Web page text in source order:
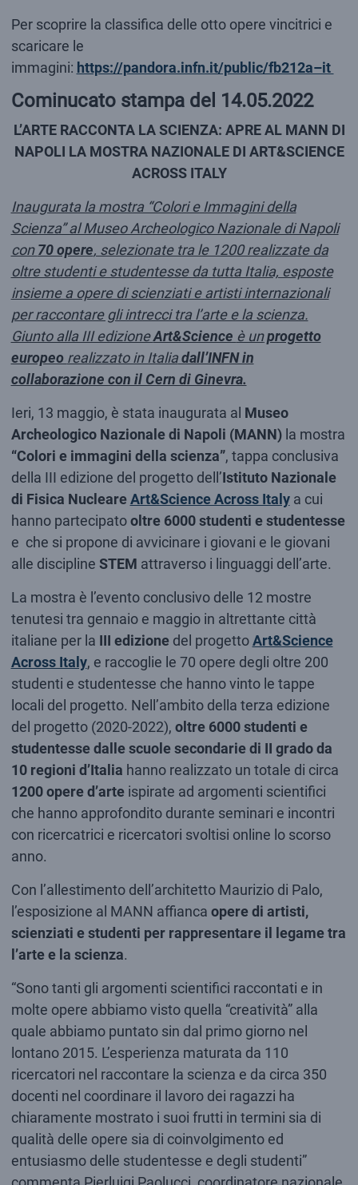
Per scoprire la classifica delle otto opere vincitrici e
scaricare le
immagini: https://pandora.infn.it/public/fb212a–it
Cominucato stampa del 14.05.2022
L’ARTE RACCONTA LA SCIENZA: APRE AL MANN DI
NAPOLI LA MOSTRA NAZIONALE DI ART&SCIENCE
ACROSS ITALY
Inaugurata la mostra “Colori e Immagini della
Scienza” al Museo Archeologico Nazionale di Napoli
con70 opere, selezionate tra le 1200 realizzate da
oltre studenti e studentesse da tutta Italia, esposte
insieme a opere di scienziati e artisti internazionali
per raccontare gli intrecci tra l’arte e la scienza.
Giunto alla III edizioneArt&Science è unprogetto
europeo realizzato in Italiadall’INFN in
collaborazione con il Cern di Ginevra.
Ieri, 13 maggio, è stata inaugurata al Museo
Archeologico Nazionale di Napoli (MANN)la mostra
“Colori e immagini della scienza”, tappa conclusiva
della III edizione del progetto dell’Istituto Nazionale
di Fisica Nucleare Art&Science Across Italya cui
hanno partecipatooltre 6000 studenti e studentesse
e che si propone di avvicinare i giovani e le giovani
alle discipline STEM attraverso i linguaggi dell’arte.
La mostra è l’evento conclusivo delle 12 mostre
tenutesi tra gennaio e maggio in altrettante città
italiane per la III edizionedel progettoArt&Science
Across Italy, e raccoglie le 70 opere degli oltre 200
studenti e studentesse che hanno vinto le tappe
locali del progetto. Nell’ambito della terza edizione
del progetto (2020-2022), oltre 6000 studenti e
studentesse dalle scuole secondarie di II grado da
10 regioni d’Italia hanno realizzato un totale di circa
1200 opere d’arteispirate ad argomenti scientifici
che hanno approfondito durante seminari e incontri
con ricercatrici e ricercatori svoltisi online lo scorso
anno.
Con l’allestimento dell’architetto Maurizio di Palo,
l’esposizione al MANN affianca opere di artisti,
scienziati e studenti per rappresentare il legame tra
l’arte e la scienza.
“Sono tanti gli argomenti scientifici raccontati e in
molte opere abbiamo visto quella “creatività” alla
quale abbiamo puntato sin dal primo giorno nel
lontano 2015. L’esperienza maturata da 110
ricercatori nel raccontare la scienza e da circa 350
docenti nel coordinare il lavoro dei ragazzi ha
chiaramente mostrato i suoi frutti in termini sia di
qualità delle opere sia di coinvolgimento ed
entusiasmo delle studentesse e degli studenti”